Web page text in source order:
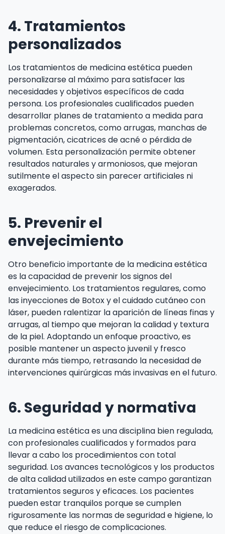
4. Tratamientos
personalizados
Los tratamientos de medicina estética pueden
personalizarse al máximo para satisfacer las
necesidades y objetivos específicos de cada
persona. Los profesionales cualificados pueden
desarrollar planes de tratamiento a medida para
problemas concretos, como arrugas, manchas de
pigmentación, cicatrices de acné o pérdida de
volumen. Esta personalización permite obtener
resultados naturales y armoniosos, que mejoran
sutilmente el aspecto sin parecer artificiales ni
exagerados.
5. Prevenir el
envejecimiento
Otro beneficio importante de la medicina estética
es la capacidad de prevenir los signos del
envejecimiento. Los tratamientos regulares, como
las inyecciones de Botox y el cuidado cutáneo con
láser, pueden ralentizar la aparición de líneas finas y
arrugas, al tiempo que mejoran la calidad y textura
de la piel. Adoptando un enfoque proactivo, es
posible mantener un aspecto juvenil y fresco
durante más tiempo, retrasando la necesidad de
intervenciones quirúrgicas más invasivas en el futuro.
6. Seguridad y normativa
La medicina estética es una disciplina bien regulada,
con profesionales cualificados y formados para
llevar a cabo los procedimientos con total
seguridad. Los avances tecnológicos y los productos
de alta calidad utilizados en este campo garantizan
tratamientos seguros y eficaces. Los pacientes
pueden estar tranquilos porque se cumplen
rigurosamente las normas de seguridad e higiene, lo
que reduce el riesgo de complicaciones.